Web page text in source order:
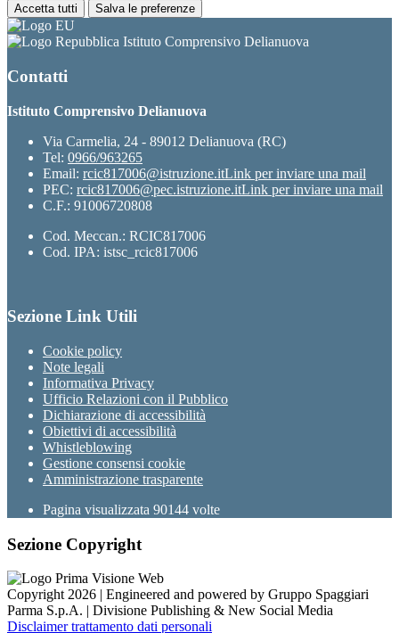
Accetta tutti Salva le preferenze
Istituto Comprensivo Delianuova
Contatti
Istituto Comprensivo Delianuova
Via Carmelia, 24 - 89012 Delianuova (RC)
Tel: 0966/963265
Email: rcic817006@istruzione.itLink per inviare una mail
PEC: rcic817006@pec.istruzione.itLink per inviare una mail
C.F.: 91006720808
Cod. Meccan.: RCIC817006
Cod. IPA: istsc_rcic817006
Sezione Link Utili
Cookie policy
Note legali
Informativa Privacy
Ufficio Relazioni con il Pubblico
Dichiarazione di accessibilità
Obiettivi di accessibilità
Whistleblowing
Gestione consensi cookie
Amministrazione trasparente
Pagina visualizzata 90144 volte
Sezione Copyright
Copyright 2026 | Engineered and powered by Gruppo Spaggiari
Parma S.p.A. | Divisione Publishing & New Social Media
Disclaimer trattamento dati personali